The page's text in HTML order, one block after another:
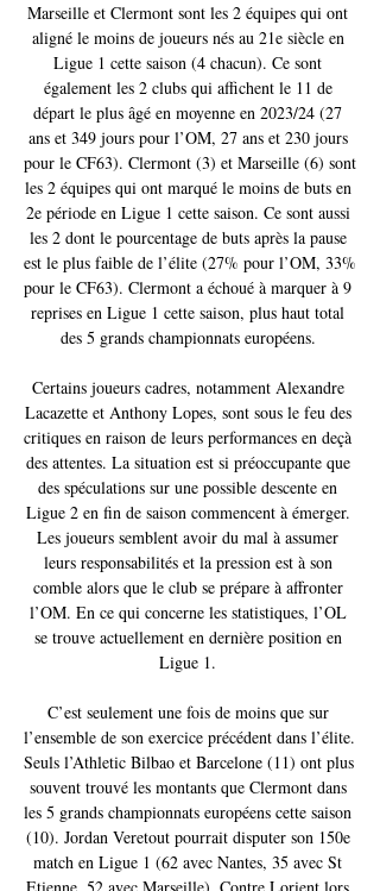
Marseille et Clermont sont les 2 équipes qui ont
aligné le moins de joueurs nés au 21e siècle en
Ligue 1 cette saison (4 chacun). Ce sont
également les 2 clubs qui affichent le 11 de
départ le plus âgé en moyenne en 2023/24 (27
ans et 349 jours pour l’OM, 27 ans et 230 jours
pour le CF63). Clermont (3) et Marseille (6) sont
les 2 équipes qui ont marqué le moins de buts en
2e période en Ligue 1 cette saison. Ce sont aussi
les 2 dont le pourcentage de buts après la pause
est le plus faible de l’élite (27% pour l’OM, 33%
pour le CF63). Clermont a échoué à marquer à 9
reprises en Ligue 1 cette saison, plus haut total
des 5 grands championnats européens.
Certains joueurs cadres, notamment Alexandre
Lacazette et Anthony Lopes, sont sous le feu des
critiques en raison de leurs performances en deçà
des attentes. La situation est si préoccupante que
des spéculations sur une possible descente en
Ligue 2 en fin de saison commencent à émerger.
Les joueurs semblent avoir du mal à assumer
leurs responsabilités et la pression est à son
comble alors que le club se prépare à affronter
l’OM. En ce qui concerne les statistiques, l’OL
se trouve actuellement en dernière position en
Ligue 1.
C’est seulement une fois de moins que sur
l’ensemble de son exercice précédent dans l’élite.
Seuls l’Athletic Bilbao et Barcelone (11) ont plus
souvent trouvé les montants que Clermont dans
les 5 grands championnats européens cette saison
(10). Jordan Veretout pourrait disputer son 150e
match en Ligue 1 (62 avec Nantes, 35 avec St